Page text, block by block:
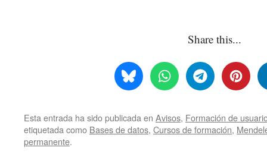
Share this...
Esta entrada ha sido publicada en Avisos, Formación de
etiquetada como Bases de datos, Cursos de formación,
permanente.